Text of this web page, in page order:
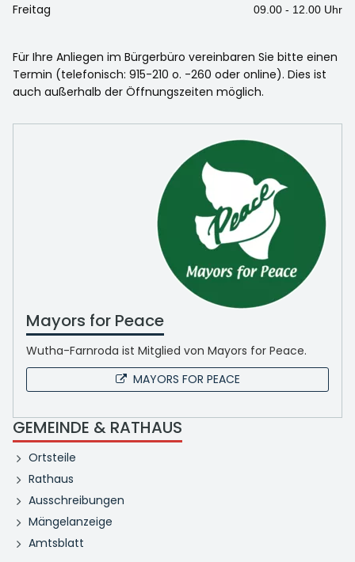
Freitag 09.00 - 12.00 Uhr
Für Ihre Anliegen im Bürgerbüro vereinbaren Sie bitte einen
Termin (telefonisch: 915-210 o. -260 oder online). Dies ist
auch außerhalb der Öffnungszeiten möglich.
Mayors for Peace
Wutha-Farnroda ist Mitglied von Mayors for Peace.
MAYORS FOR PEACE
GEMEINDE & RATHAUS
Ortsteile
Rathaus
Ausschreibungen
Mängelanzeige
Amtsblatt